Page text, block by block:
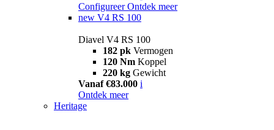
Configureer Ontdek meer
new V4 RS 100
Diavel V4 RS 100
182 pk Vermogen
120 Nm Koppel
220 kg Gewicht
Vanaf €83.000 i
Ontdek meer
Heritage